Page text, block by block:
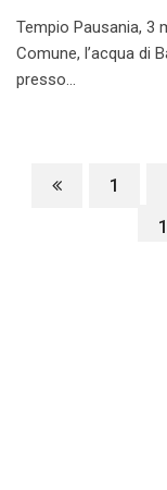
Tempio Pausania, 3
Comune, l’acqua di
presso…
1